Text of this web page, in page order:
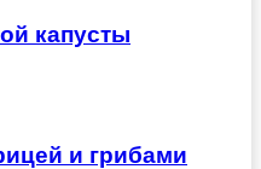
капусты
и грибами